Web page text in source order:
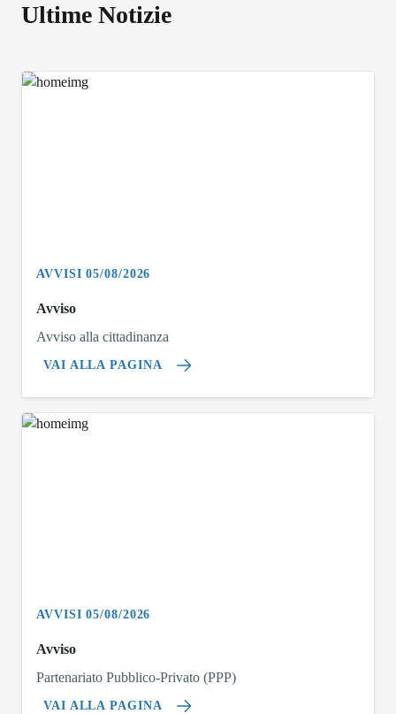
Ultime Notizie
AVVISI 05/08/2026
Avviso
Avviso alla cittadinanza
VAI ALLA PAGINA
AVVISI 05/08/2026
Avviso
Partenariato Pubblico-Privato (PPP)
VAI ALLA PAGINA